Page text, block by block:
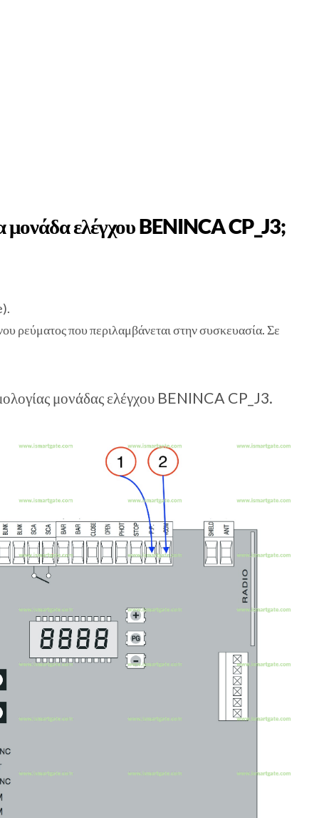
ελέγχου BENINCA CP_J3;
ρεύματος που περιλαμβάνεται στην συσκευασία. Σε
μονάδας ελέγχου BENINCA CP_J3.